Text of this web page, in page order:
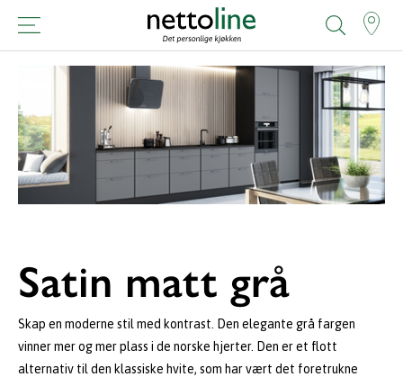
Satin matt grå
Skap en moderne stil med kontrast. Den elegante grå fargen
vinner mer og mer plass i de norske hjerter. Den er et flott
alternativ til den klassiske hvite, som har vært det foretrukne